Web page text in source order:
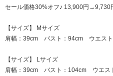
セール価格30%オフ♪ 13,900円→9,730
【サイズ】 Mサイズ
肩幅：39cm バスト：94cm ウエス
【サイズ】 Lサイズ
肩幅：39cm バスト：104cm ウエ